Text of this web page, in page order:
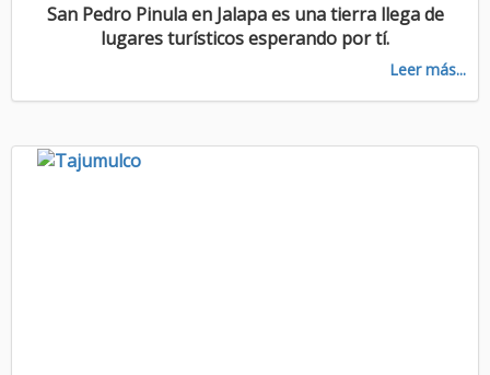
San Pedro Pinula en Jalapa es una tierra llega de
lugares turísticos esperando por tí.
Leer más...